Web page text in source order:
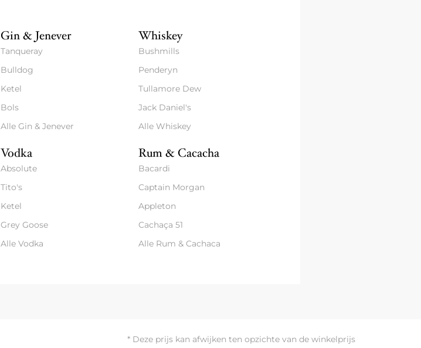
Gin & Jenever
Tanqueray
Bulldog
Ketel
Bols
Alle Gin & Jenever
Whiskey
Bushmills
Penderyn
Tullamore Dew
Jack Daniel's
Alle Whiskey
Vodka
Absolute
Tito's
Ketel
Grey Goose
Alle Vodka
Rum & Cacacha
Bacardi
Captain Morgan
Appleton
Cachaça 51
Alle Rum & Cachaca
* Deze prijs kan afwijken ten opzichte van de winkelprijs